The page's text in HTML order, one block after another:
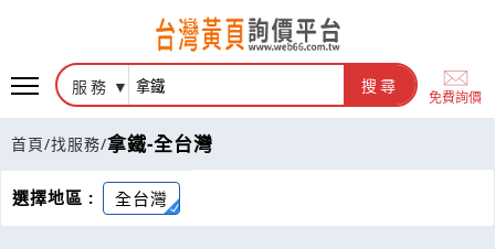
服務 搜尋
免費詢價
首頁/找服務/拿鐵-全台灣
選擇地區 : 全台灣